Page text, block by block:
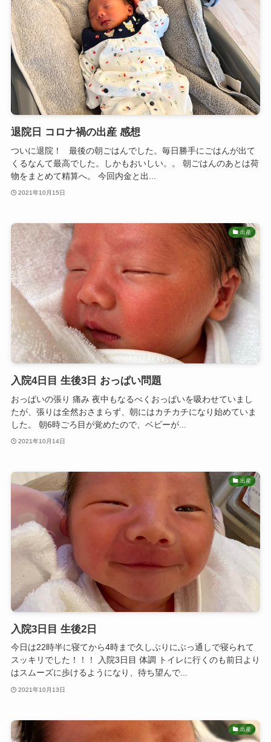
退院日 コロナ禍の出産 感想
ついに退院！ 最後の朝ごはんでした。毎日勝手にごはんが出て
くるなんて最高でした。しかもおいしい。。 朝ごはんのあとは荷
物をまとめて精算へ。 今回内金と出...
2021年10月15日
出産
入院4日目 生後3日 おっぱい問題
おっぱいの張り 痛み 夜中もなるべくおっぱいを吸わせていまし
たが、張りは全然おさまらず、朝にはカチカチになり始めていま
した。 朝6時ごろ目が覚めたので、ベビーが...
2021年10月14日
出産
入院3日目 生後2日
今日は22時半に寝てから4時まで久しぶりにぶっ通しで寝られて
スッキリでした！！！ 入院3日目 体調 トイレに行くのも前日より
はスムーズに歩けるようになり、待ち望んで...
2021年10月13日
出産